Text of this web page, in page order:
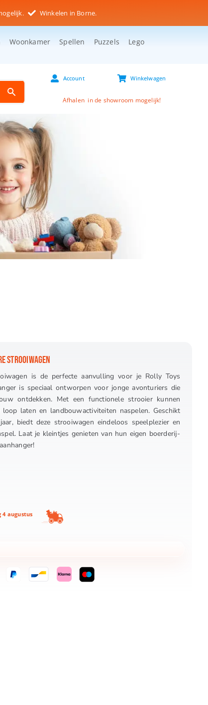
Winkelen in Borne.
Woonkamer Spellen Puzzels Lego
Account Winkelwagen
Afhalen in de showroom mogelijk!
STROOIWAGEN
is de perfecte aanvulling voor je Rolly Toys
is speciaal ontworpen voor jonge avonturiers die
ontdekken. Met een functionele strooier kunnen
laten en landbouwactiviteiten naspelen. Geschikt
biedt deze strooiwagen eindeloos speelplezier en
Laat je kleintjes genieten van hun eigen boerderij-
4 augustus